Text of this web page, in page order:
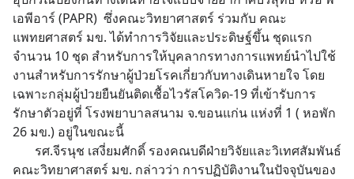
เอพีอาร์ (PAPR)  ซึ่งคณะวิทยาศาสตร์ ร่วมกับ คณะ
แพทยศาสตร์ มข. ได้ทำการวิจัยและประดิษฐ์ขึ้น ชุดแรก
จำนวน 10 ชุด สำหรับการให้บุคลากรทางการแพทย์นำไปใช้
งานสำหรับการรักษาผู้ป่วยโรคเกี่ยวกับทางเดินหายใจ โดย
เฉพาะกลุ่มผู้ป่วยยืนยันติดเชื้อไวรัสโควิด-19 ที่เข้ารับการ
รักษาตัวอยู่ที่ โรงพยาบาลสนาม จ.ขอนแก่น แห่งที่ 1 ( หอพัก
26 มข.) อยู่ในขณะนี้
คณะวิทยาศาสตร์ มข. กล่าวว่า การปฏิบัติงานในปัจจุบันของ